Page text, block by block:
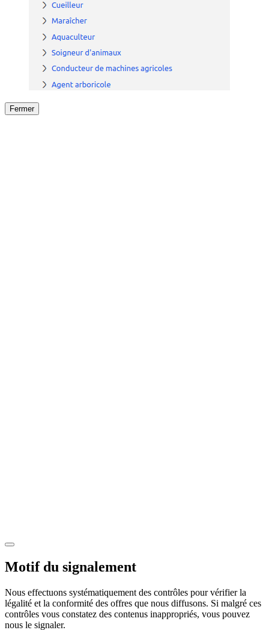
Fermer
Motif du signalement
Nous effectuons systématiquement des contrôles pour vérifier la
légalité et la conformité des offres que nous diffusons. Si malgré ces
contrôles vous constatez des contenus inappropriés, vous pouvez
nous le signaler.